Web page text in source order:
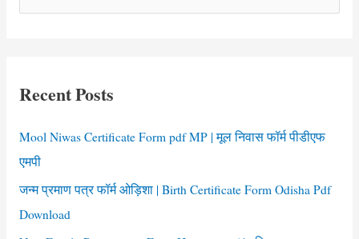
Manav
up
f
o
:
Recent Posts
Mool Niwas Certificate Form pdf MP | मूल निवास फॉर्म पीडीएफ
एमपी
जन्म प्रमाण पत्र फॉर्म ओड़िशा | Birth Certificate Form Odisha Pdf
Download